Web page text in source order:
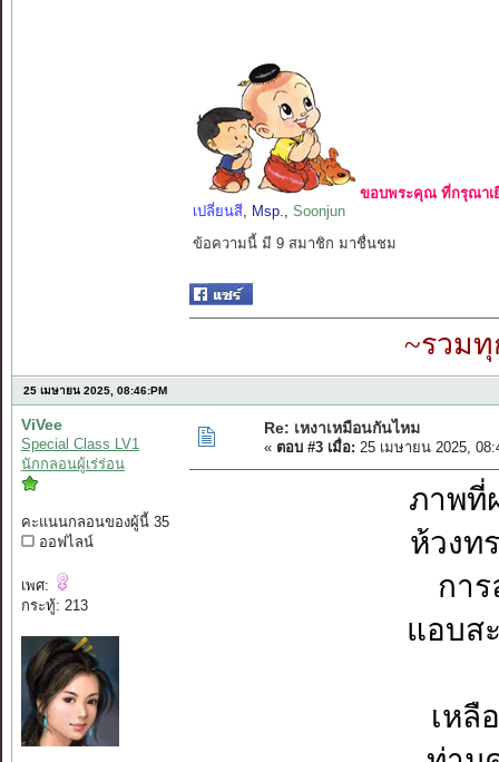
ขอบพระคุณ ที่กรุณาเ
เปลี่ยนสี, Msp., Soonjun
ข้อความนี้ มี 9 สมาชิก มาชื่นชม
~รวมทุ
25 เมษายน 2025, 08:46:PM
ViVee
Special Class LV1
นักกลอนผู้เร่ร่อน
คะแนนกลอนของผู้นี้ 35
ออฟไลน์
เพศ:
กระทู้: 213
Re: เหงาเหมือนกันไหม
« ตอบ #3 เมื่อ: 25 เมษายน 2025,
ภาพที่
ห้วงท
กา
แอบส
เหลื